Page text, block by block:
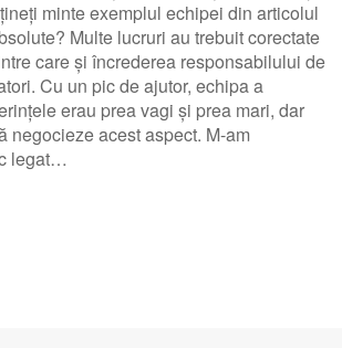
minte exemplul echipei din articolul
Multe lucruri au trebuit corectate
care și încrederea responsabilului de
Cu un pic de ajutor, echipa a
erau prea vagi și prea mari, dar
negocieze acest aspect. M-am
legat…